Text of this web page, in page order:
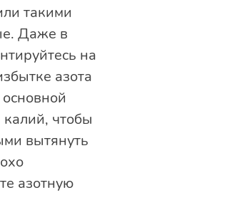
такими
Даже в
на
азота
чтобы
вытянуть
азотную